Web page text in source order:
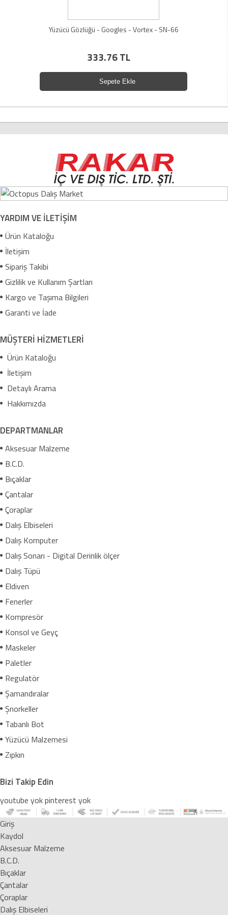
Yüzücü Gözlüğü - Googles - Vortex - SN-66
333.76 TL
Sepete Ekle
YARDIM VE İLETİŞİM
Ürün Kataloğu
İletişim
Sipariş Takibi
Gizlilik ve Kullanım Şartları
Kargo ve Taşıma Bilgileri
Garanti ve İade
MÜŞTERİ HİZMETLERİ
Ürün Kataloğu
İletişim
Detaylı Arama
Hakkımızda
DEPARTMANLAR
Aksesuar Malzeme
B.C.D.
Bıçaklar
Çantalar
Çoraplar
Dalış Elbiseleri
Dalış Komputer
Dalış Sonarı - Digital Derinlik ölçer
Dalış Tüpü
Eldiven
Fenerler
Kompresör
Konsol ve Geyç
Maskeler
Paletler
Regulatör
Şamandıralar
Şnorkeller
Tabanlı Bot
Yüzücü Malzemesi
Zıpkın
Bizi Takip Edin
youtube yokpinterest yok
Giriş
Kaydol
Aksesuar Malzeme
B.C.D.
Bıçaklar
Çantalar
Çoraplar
Dalış Elbiseleri